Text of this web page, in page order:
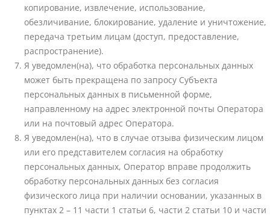
копирование, извлечение, использование,
обезличивание, блокирование, удаление и уничтожение,
передача третьим лицам (доступ, предоставление,
распространение).
Я уведомлен(на), что обработка персональных данных
может быть прекращена по запросу Субъекта
персональных данных в письменной форме,
направленному на адрес электронной почты Оператора
или на почтовый адрес Оператора.
Я уведомлен(на), что в случае отзыва физическим лицом
или его представителем согласия на обработку
персональных данных, Оператор вправе продолжить
обработку персональных данных без согласия
физического лица при наличии основании, указанных в
пунктах 2 – 11 части 1 статьи 6, части 2 статьи 10 и части